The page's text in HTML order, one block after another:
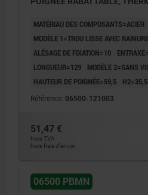
MATÉRIAU DES COMPOSANTS=ACIER
MODÈLE 1=TROU LISSE AVEC
ALÉSAGE DE FIXATION=10
LONGUEUR=129
MODÈLE 2=SANS
HAUTEUR DE POIGNÉE=59,5
H2=35,5
Référence: 06500-121003
51,47 €
hors TVA
hors frais d’envoi
06500 PBMN